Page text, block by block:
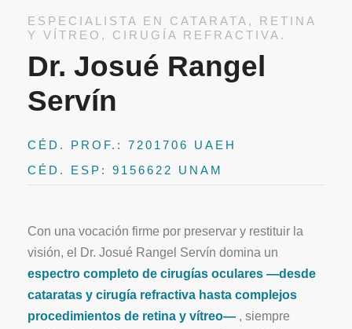
ESPECIALISTA EN CATARATA, RETINA
Y VÍTREO, CIRUGÍA REFRACTIVA.
Dr. Josué Rangel
Servín
CÉD. PROF.: 7201706 UAEH
CÉD. ESP: 9156622 UNAM
Con una vocación firme por preservar y restituir la
visión, el Dr. Josué Rangel Servín domina un
espectro completo de cirugías oculares —desde
cataratas y cirugía refractiva hasta complejos
procedimientos de retina y vítreo— , siempre